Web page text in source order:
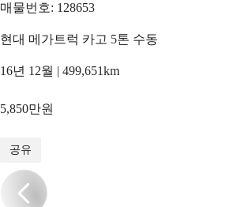
매물번호: 128653
현대 메가트럭 카고 5톤 수동
16년 12월 | 499,651km
5,850만원
공유
/15